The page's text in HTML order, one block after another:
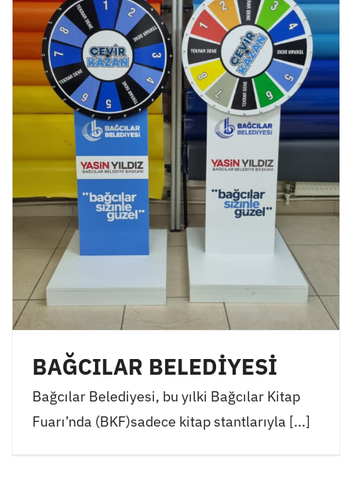
BAĞCILAR BELEDİYESİ
Bağcılar Belediyesi, bu yılki Bağcılar Kitap
Fuarı’nda (BKF)sadece kitap stantlarıyla [...]